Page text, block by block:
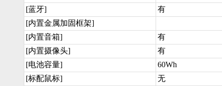
[蓝牙]
有
[内置金属加固框架]
[内置音箱]
有
[内置摄像头]
有
[电池容量]
60Wh
[标配鼠标]
无